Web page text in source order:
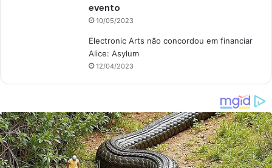
evento
10/05/2023
Electronic Arts não concordou em financiar
Alice: Asylum
12/04/2023